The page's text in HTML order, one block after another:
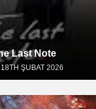
Last Note
18TH ŞUBAT 2026